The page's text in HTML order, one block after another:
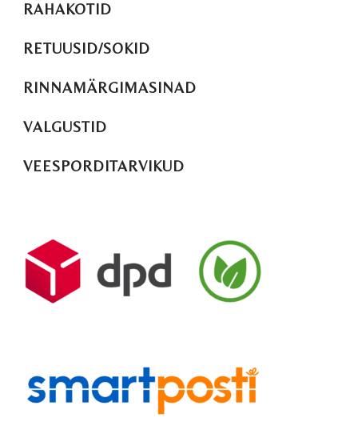
RAHAKOTID
RETUUSID/SOKID
RINNAMÄRGIMASINAD
VALGUSTID
VEESPORDITARVIKUD